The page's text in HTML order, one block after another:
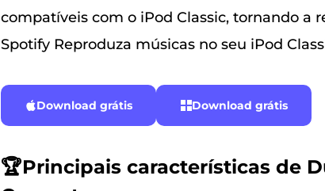
compatíveis com o iPod Classic, tornando a
Spotify Reproduza músicas no seu iPod
Download grátis Download grátis
🏆Principais características de